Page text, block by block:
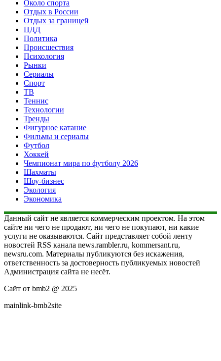
Около спорта
Отдых в России
Отдых за границей
ПДД
Политика
Происшествия
Психология
Рынки
Сериалы
Спорт
ТВ
Теннис
Технологии
Тренды
Фигурное катание
Фильмы и сериалы
Футбол
Хоккей
Чемпионат мира по футболу 2026
Шахматы
Шоу-бизнес
Экология
Экономика
Данный сайт не является коммерческим проектом. На этом
сайте ни чего не продают, ни чего не покупают, ни какие
услуги не оказываются. Сайт представляет собой ленту
новостей RSS канала news.rambler.ru, kommersant.ru,
newsru.com. Материалы публикуются без искажения,
ответственность за достоверность публикуемых новостей
Администрация сайта не несёт.
Сайт от bmb2 @ 2025
mainlink-bmb2site